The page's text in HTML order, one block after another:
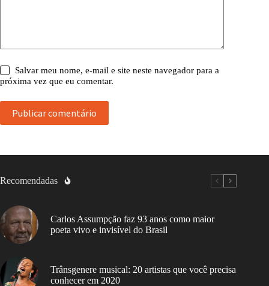
Salvar meu nome, e-mail e site neste navegador para a
próxima vez que eu comentar.
Publicar comentário
Recomendadas
Carlos Assumpção faz 93 anos como maior
poeta vivo e invisível do Brasil
Trânsgenere musical: 20 artistas que você precisa
conhecer em 2020